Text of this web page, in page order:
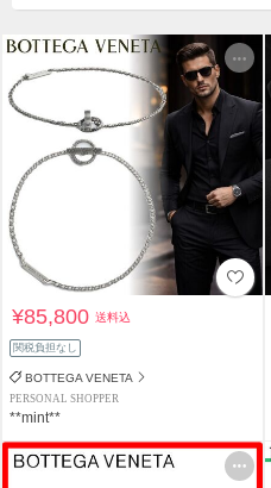
¥85,800送料込
関税負担なし
BOTTEGA VENETA
PERSONAL SHOPPER
**mint**